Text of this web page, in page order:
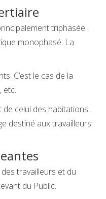
triphasée.
monophasé. La
C’est le cas de la
etc.
celui des habitations.
destiné aux travailleurs
travailleurs et du
du Public.